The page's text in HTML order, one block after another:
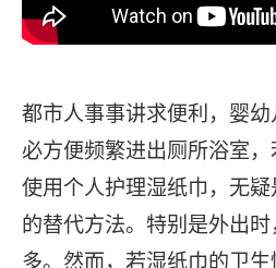
都市人事事讲求便利，婴
必方便频繁进出厕所浴室，
使用个人护理湿纸巾，无
的替代方法。特别是外出
多。然而，若湿纸巾的卫